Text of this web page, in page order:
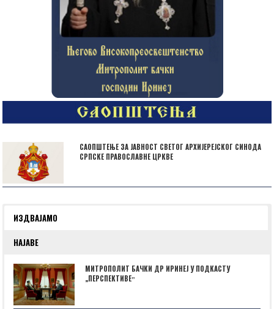
САОПШТЕЊЕ ЗА ЈАВНОСТ СВЕТОГ АРХИЈЕРЕЈСКОГ СИНОДА
СРПСКЕ ПРАВОСЛАВНЕ ЦРКВЕ
ИЗДВАЈАМО
НАЈАВЕ
МИТРОПОЛИТ БАЧКИ ДР ИРИНЕЈ У ПОДКАСТУ
„ПЕРСПЕКТИВЕˮ